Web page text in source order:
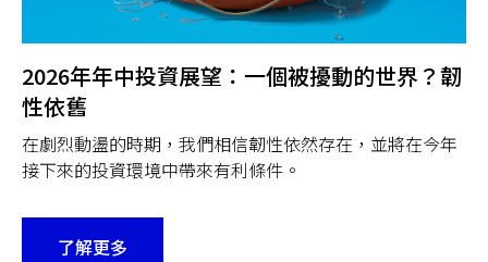
2026年年中投資展望：一個被擾動的世界？韌
性依舊
在劇烈動盪的時期，我們相信韌性依然存在，並將在今年
接下來的投資環境中帶來有利條件。
了解更多